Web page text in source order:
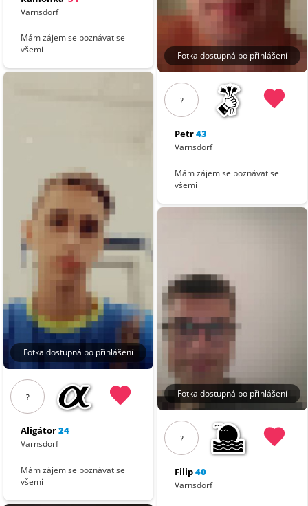
Varnsdorf
Mám zájem se poznávat se
všemi
Fotka dostupná po přihlášení
?
Aligátor24
Varnsdorf
Mám zájem se poznávat se
všemi
Fotka dostupná po přihlášení
?
Petr43
Varnsdorf
Mám zájem se poznávat se
všemi
Fotka dostupná po přihlášení
?
Filip40
Varnsdorf